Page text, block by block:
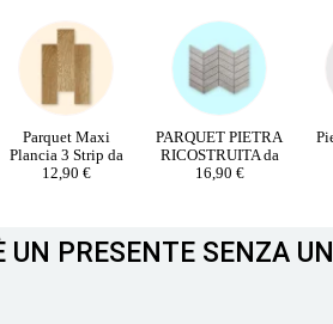
PARQUET PIETRA
RICOSTRUITA da
16,90 €
Pietra Ricostruita
SPC
PRESENTE SENZA